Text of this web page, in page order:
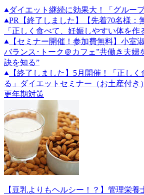
ダイエット継続に効果大！「グルー
PR
【終了しました】【先着70名様：
「正しく食べて、妊娠しやすい体を作
【セミナー開催！参加費無料】小室
バランス･トーク＠カフェ”共働き夫婦
訣を知る”
【終了しました】5月開催！「正し
る」ダイエットセミナー（お土産付き）
更年期対策
【豆乳よりもヘルシー！？】管理栄